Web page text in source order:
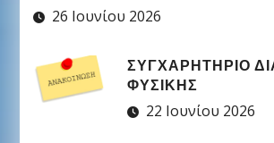
26 Ιουνίου 2026
ΣΥΓΧΑΡΗΤΉΡΙΟ
ΦΥΣΙΚΉΣ
22 Ιουνίου 2026